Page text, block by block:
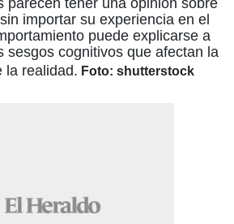
parecen tener una opinión sobre
importar su experiencia en el
puede explicarse a
sesgos cognitivos que afectan la
la realidad. Foto: shutterstock